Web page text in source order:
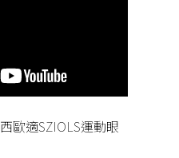
歐適SZIOLS運動眼